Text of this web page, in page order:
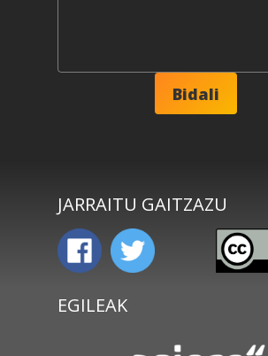
JARRAITU GAITZAZU
EGILEAK